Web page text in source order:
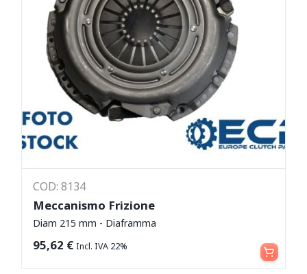
COD: 8134
Meccanismo Frizione
Diam 215 mm - Diaframma
95,62 € Incl. IVA 22% Leggi tutto